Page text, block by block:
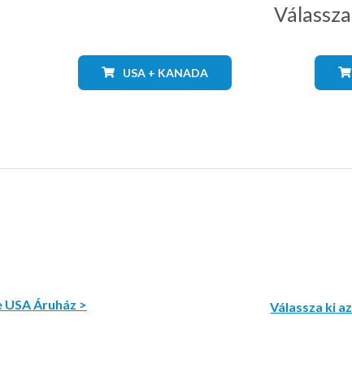
USA + KANADA
Áruház >